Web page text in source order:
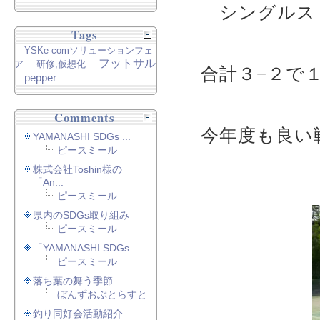
シングル
合計３−２で
今年度も良
Tags
YSKe-comソリューションフェ
ア
研修,仮想化
フットサル
pepper
Comments
YAMANASHI SDGs ...
ピースミール
株式会社Toshin様の
「An...
ピースミール
県内のSDGs取り組み
ピースミール
「YAMANASHI SDGs...
ピースミール
落ち葉の舞う季節
ぼんずおぶとらすと
釣り同好会活動紹介